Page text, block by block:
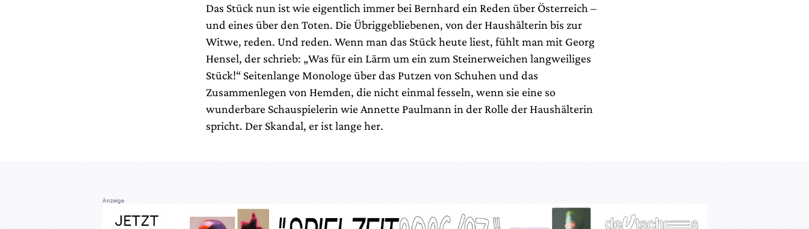
Das Stück nun ist wie eigentlich immer bei Bernhard ein Reden über Österreich –
und eines über den Toten. Die Übriggebliebenen, von der Haushälterin bis zur
Witwe, reden. Und reden. Wenn man das Stück heute liest, fühlt man mit Georg
Hensel, der schrieb: „Was für ein Lärm um ein zum Steinerweichen langweiliges
Stück!“ Seitenlange Monologe über das Putzen von Schuhen und das
Zusammenlegen von Hemden, die nicht einmal fesseln, wenn sie eine so
wunderbare Schauspielerin wie Annette Paulmann in der Rolle der Haushälterin
spricht. Der Skandal, er ist lange her.
Anzeige